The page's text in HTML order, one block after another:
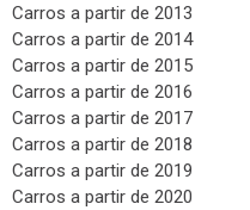
Carros a partir de 2013
Carros a partir de 2014
Carros a partir de 2015
Carros a partir de 2016
Carros a partir de 2017
Carros a partir de 2018
Carros a partir de 2019
Carros a partir de 2020